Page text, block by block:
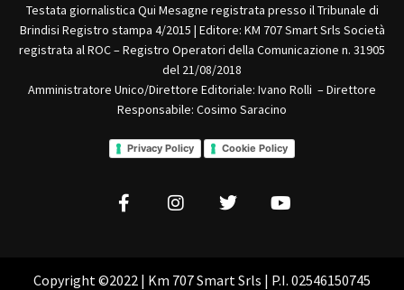
Testata giornalistica Qui Mesagne registrata presso il Tribunale di
Brindisi Registro stampa 4/2015 | Editore: KM 707 Smart Srls Società
registrata al ROC – Registro Operatori della Comunicazione n. 31905
del 21/08/2018
Amministratore Unico/Direttore Editoriale: Ivano Rolli – Direttore
Responsabile: Cosimo Saracino
Privacy Policy Cookie Policy
Copyright ©2022 | Km 707 Smart Srls | P.I. 02546150745